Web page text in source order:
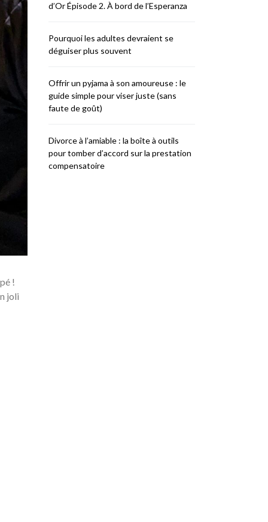
!
joli
d’Or Épisode 2. À bord de l’Esperanza
Pourquoi les adultes devraient se
déguiser plus souvent
Offrir un pyjama à son amoureuse : le
guide simple pour viser juste (sans
faute de goût)
Divorce à l’amiable : la boîte à outils
pour tomber d’accord sur la prestation
compensatoire